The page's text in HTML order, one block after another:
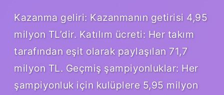
Kazanma geliri: Kazanmanın getirisi 4,95
milyon TL’dir. Katılım ücreti: Her takım
tarafından eşit olarak paylaşılan 71,7
milyon TL. Geçmiş şampiyonluklar: Her
şampiyonluk için kulüplere 5,95 milyon